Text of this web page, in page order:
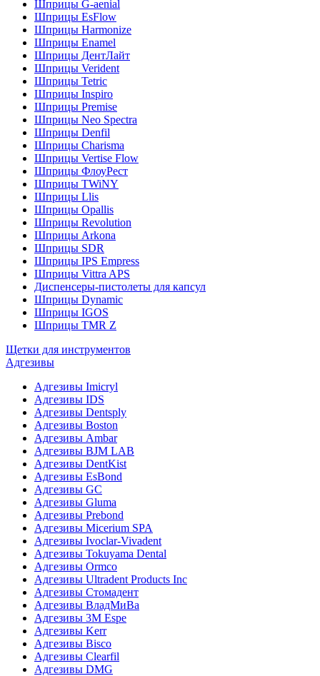
Шприцы G-aenial
Шприцы EsFlow
Шприцы Harmonize
Шприцы Enamel
Шприцы ДентЛайт
Шприцы Verident
Шприцы Tetric
Шприцы Inspiro
Шприцы Premise
Шприцы Neo Spectra
Шприцы Denfil
Шприцы Charisma
Шприцы Vertise Flow
Шприцы ФлоуРест
Шприцы TWiNY
Шприцы Llis
Шприцы Opallis
Шприцы Revolution
Шприцы Arkona
Шприцы SDR
Шприцы IPS Empress
Шприцы Vittra APS
Диспенсеры-пистолеты для капсул
Шприцы Dynamic
Шприцы IGOS
Шприцы TMR Z
Щетки для инструментов
Адгезивы
Адгезивы Imicryl
Адгезивы IDS
Адгезивы Dentsply
Адгезивы Boston
Адгезивы Ambar
Адгезивы BJM LAB
Адгезивы DentKist
Адгезивы EsBond
Адгезивы GC
Адгезивы Gluma
Адгезивы Prebond
Адгезивы Micerium SPA
Адгезивы Ivoclar-Vivadent
Адгезивы Tokuyama Dental
Адгезивы Ormco
Адгезивы Ultradent Products Inc
Адгезивы Стомадент
Адгезивы ВладМиВа
Адгезивы 3M Espe
Адгезивы Kerr
Адгезивы Bisco
Адгезивы Clearfil
Адгезивы DMG